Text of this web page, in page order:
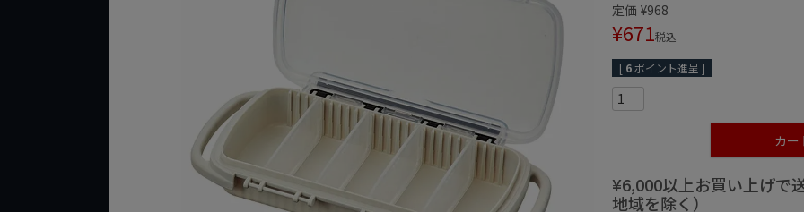
定価 ¥968
¥671税込
[ 6ポイント進呈 ]
カー
¥6,000以上お買い上げで
地域を除く）